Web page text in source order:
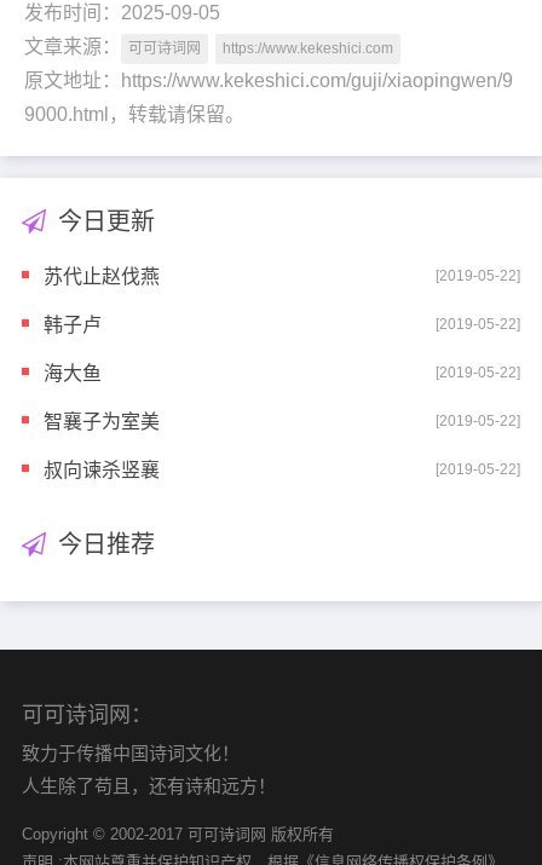
发布时间：2025-09-05
文章来源：
可可诗词网 https://www.kekeshici.com
原文地址：https://www.kekeshici.com/guji/xiaopingwen/9
9000.html，转载请保留。
今日更新
苏代止赵伐燕 [2019-05-22]
韩子卢 [2019-05-22]
海大鱼 [2019-05-22]
智襄子为室美 [2019-05-22]
叔向谏杀竖襄 [2019-05-22]
今日推荐
可可诗词网：
致力于传播中国诗词文化！
人生除了苟且，还有诗和远方！
Copyright © 2002-2017 可可诗词网 版权所有